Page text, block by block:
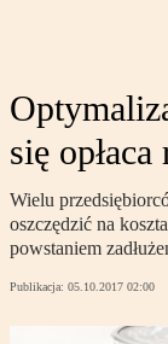
się
Wielu
oszczędzić na
powstaniem
Publikacja: 05.10.2017 02:00